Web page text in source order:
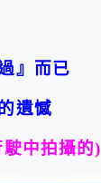
』而已
遺憾
中拍攝的)